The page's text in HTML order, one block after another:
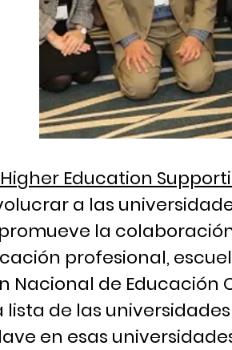
Education
a las
la
profesional,
Nacional de Educación
de las
en esas